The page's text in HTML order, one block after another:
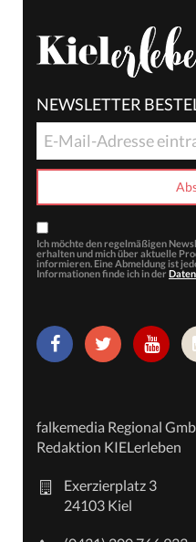
NEWSLETTER
Ich möchte den regelmäßigen
erhalten und mich über aktuelle
informieren. Eine Abmeldung ist
Informationen finde ich in der
falkemedia Regional
Redaktion KIELerleben
Exerzierplatz 3
24103 Kiel